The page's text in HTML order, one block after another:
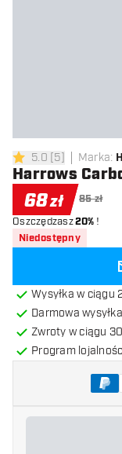
5 gwiazdki oceny
5.0 [5] Marka:
Harrows
68zł 85 zł
Oszczędzasz20% !
Niedostępny
Wysyłka w ciągu
Darmowa
Zwroty w ciągu
Program